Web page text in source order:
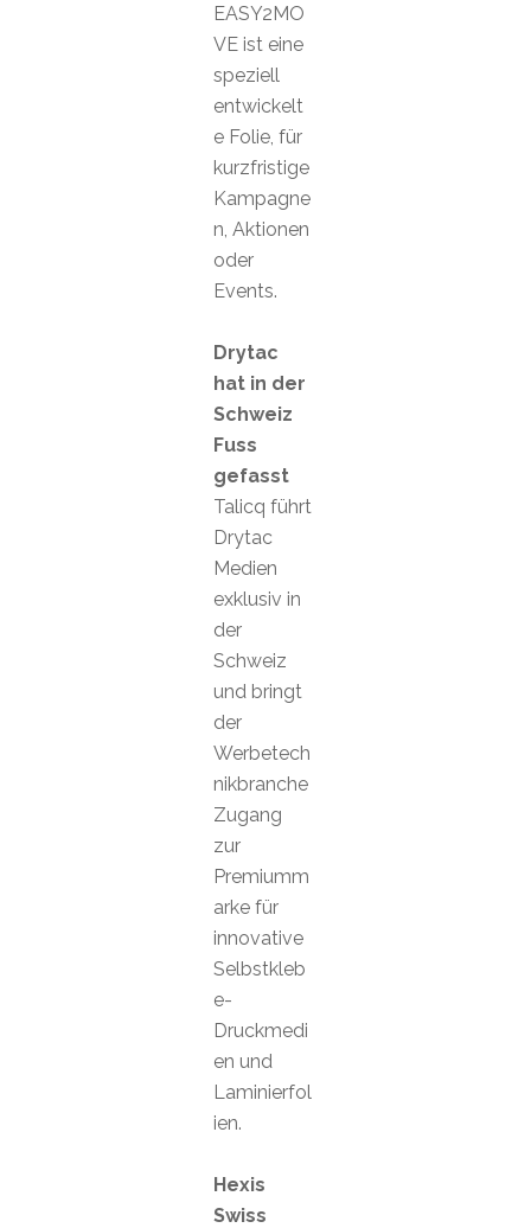
EASY2MO
VE ist eine
speziell
entwickelt
e Folie, für
kurzfristige
Kampagne
n, Aktionen
oder
Events.
Drytac
hat in der
Schweiz
Fuss
gefasst
Talicq führt
Drytac
Medien
exklusiv in
der
Schweiz
und bringt
der
Werbetech
nikbranche
Zugang
zur
Premiumm
arke für
innovative
Selbstkleb
e-
Druckmedi
en und
Laminierfol
ien.
Hexis
Swiss